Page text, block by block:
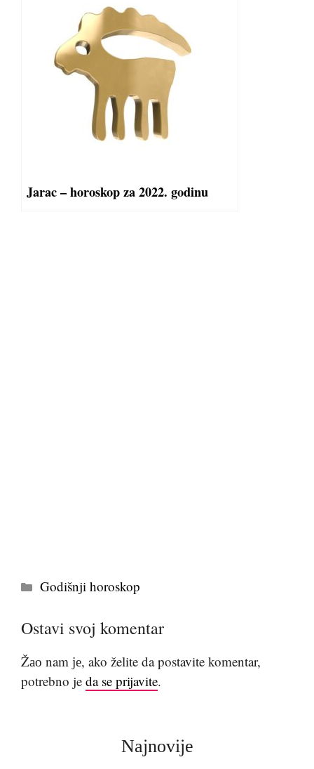
Jarac – horoskop za 2022. godinu
Kategorije
Godišnji horoskop
Ostavi svoj komentar
Žао nam је, ako želite da postavite komentar,
potrebno je da se prijavite.
Najnovije